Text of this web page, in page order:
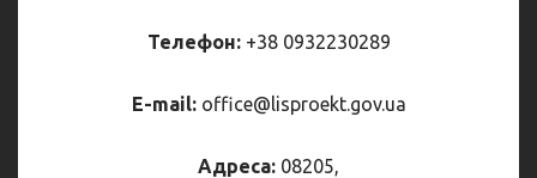
Телефон:+38 0932230289
E-mail: office@lisproekt.gov.ua
Адреса: 08205,